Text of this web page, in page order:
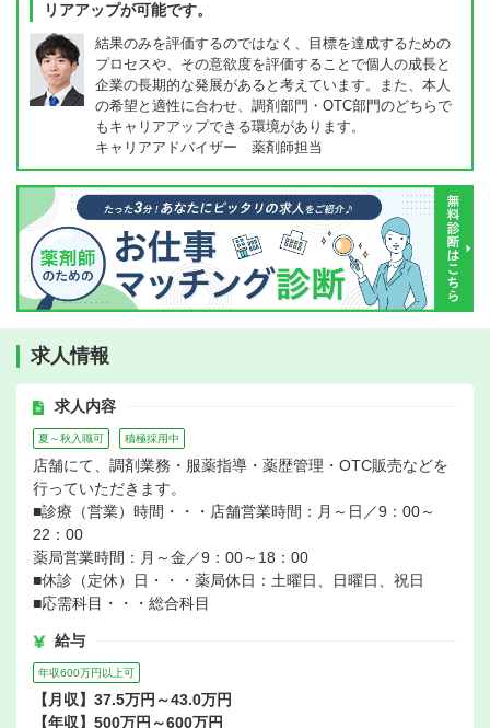
リアアップが可能です。
結果のみを評価するのではなく、目標を達成するための
プロセスや、その意欲度を評価することで個人の成長と
企業の長期的な発展があると考えています。また、本人
の希望と適性に合わせ、調剤部門・OTC部門のどちらで
もキャリアアップできる環境があります。
キャリアアドバイザー 薬剤師担当
求人情報
求人内容
夏～秋入職可 積極採用中
店舗にて、調剤業務・服薬指導・薬歴管理・OTC販売などを
行っていただきます。
■診療（営業）時間・・・店舗営業時間：月～日／9：00～
22：00
薬局営業時間：月～金／9：00～18：00
■休診（定休）日・・・薬局休日：土曜日、日曜日、祝日
■応需科目・・・総合科目
給与
年収600万円以上可
【月収】37.5万円～43.0万円
【年収】500万円～600万円